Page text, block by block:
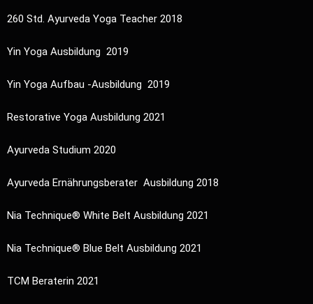
260 Std. Ayurveda Yoga Teacher 2018
Yin Yoga Ausbildung 2019
Yin Yoga Aufbau -Ausbildung 2019
Restorative Yoga Ausbildung 2021
Ayurveda Studium 2020
Ayurveda Ernährungsberater Ausbildung 2018
Nia Technique® White Belt Ausbildung 2021
Nia Technique® Blue Belt Ausbildung 2021
TCM Beraterin 2021